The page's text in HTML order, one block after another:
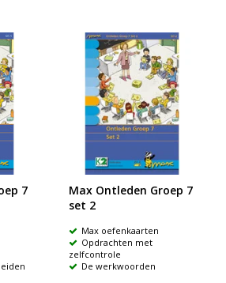
7
Max Ontleden Groep 7
set 2
Max oefenkaarten
Opdrachten met
zelfcontrole
De werkwoorden